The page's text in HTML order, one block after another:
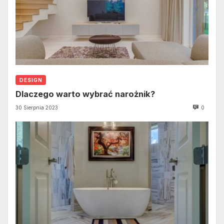
DESIGN
Dlaczego warto wybrać narożnik?
30 Sierpnia 2023 0